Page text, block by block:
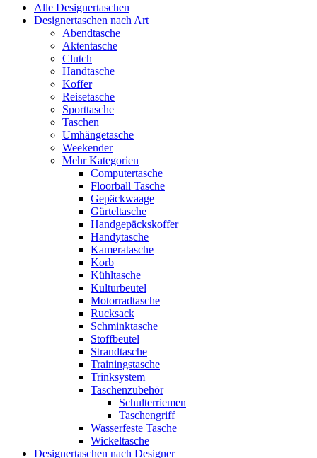
Alle Designertaschen
Designertaschen nach Art
Abendtasche
Aktentasche
Clutch
Handtasche
Koffer
Reisetasche
Sporttasche
Taschen
Umhängetasche
Weekender
Mehr Kategorien
Computertasche
Floorball Tasche
Gepäckwaage
Gürteltasche
Handgepäckskoffer
Handytasche
Kameratasche
Korb
Kühltasche
Kulturbeutel
Motorradtasche
Rucksack
Schminktasche
Stoffbeutel
Strandtasche
Trainingstasche
Trinksystem
Taschenzubehör
Schulterriemen
Taschengriff
Wasserfeste Tasche
Wickeltasche
Designertaschen nach Designer